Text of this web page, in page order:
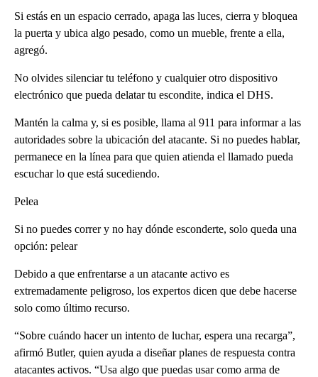
Si estás en un espacio cerrado, apaga las luces, cierra y bloquea
la puerta y ubica algo pesado, como un mueble, frente a ella,
agregó.
No olvides silenciar tu teléfono y cualquier otro dispositivo
electrónico que pueda delatar tu escondite, indica el DHS.
Mantén la calma y, si es posible, llama al 911 para informar a las
autoridades sobre la ubicación del atacante. Si no puedes hablar,
permanece en la línea para que quien atienda el llamado pueda
escuchar lo que está sucediendo.
Pelea
Si no puedes correr y no hay dónde esconderte, solo queda una
opción: pelear
Debido a que enfrentarse a un atacante activo es
extremadamente peligroso, los expertos dicen que debe hacerse
solo como último recurso.
“Sobre cuándo hacer un intento de luchar, espera una recarga”,
afirmó Butler, quien ayuda a diseñar planes de respuesta contra
atacantes activos. “Usa algo que puedas usar como arma de